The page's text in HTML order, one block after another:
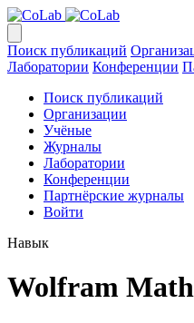
Поиск публикаций
Лаборатории Конференции
Поиск публикаций
Организации
Учёные
Журналы
Лаборатории
Конференции
Партнёрские журналы
Войти
Навык
Wolfram